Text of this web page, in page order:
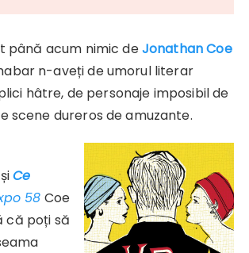
până acum nimic deJonathan Coe
n-aveți de umorul literar
hâtre, de personaje imposibil de
scene dureros de amuzante.
Ce
58 Coe
că poți să